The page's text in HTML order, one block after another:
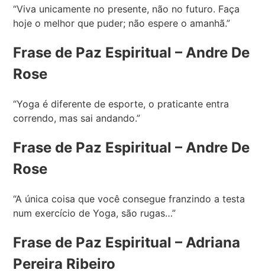
“Viva unicamente no presente, não no futuro. Faça
hoje o melhor que puder; não espere o amanhã.”
Frase de Paz Espiritual – Andre De
Rose
“Yoga é diferente de esporte, o praticante entra
correndo, mas sai andando.”
Frase de Paz Espiritual – Andre De
Rose
“A única coisa que você consegue franzindo a testa
num exercício de Yoga, são rugas…”
Frase de Paz Espiritual – Adriana
Pereira Ribeiro